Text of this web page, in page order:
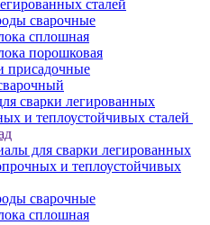
сталей
сварочные
сплошная
порошковая
присадочные
сварки легированных
и теплоустойчивых сталей
для сварки легированных
и теплоустойчивых
сварочные
сплошная